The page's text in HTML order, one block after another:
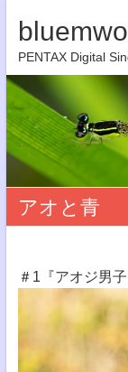
PENTAX Digital
アオと青
＃1『アオジ男子